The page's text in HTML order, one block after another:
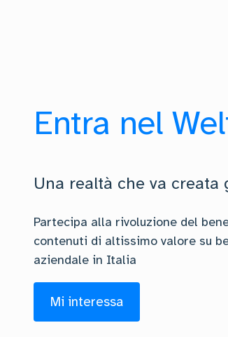
Entra nel
Una realtà che va
Partecipa alla rivoluzione del
contenuti di altissimo valore su
aziendale in Italia
Mi interessa